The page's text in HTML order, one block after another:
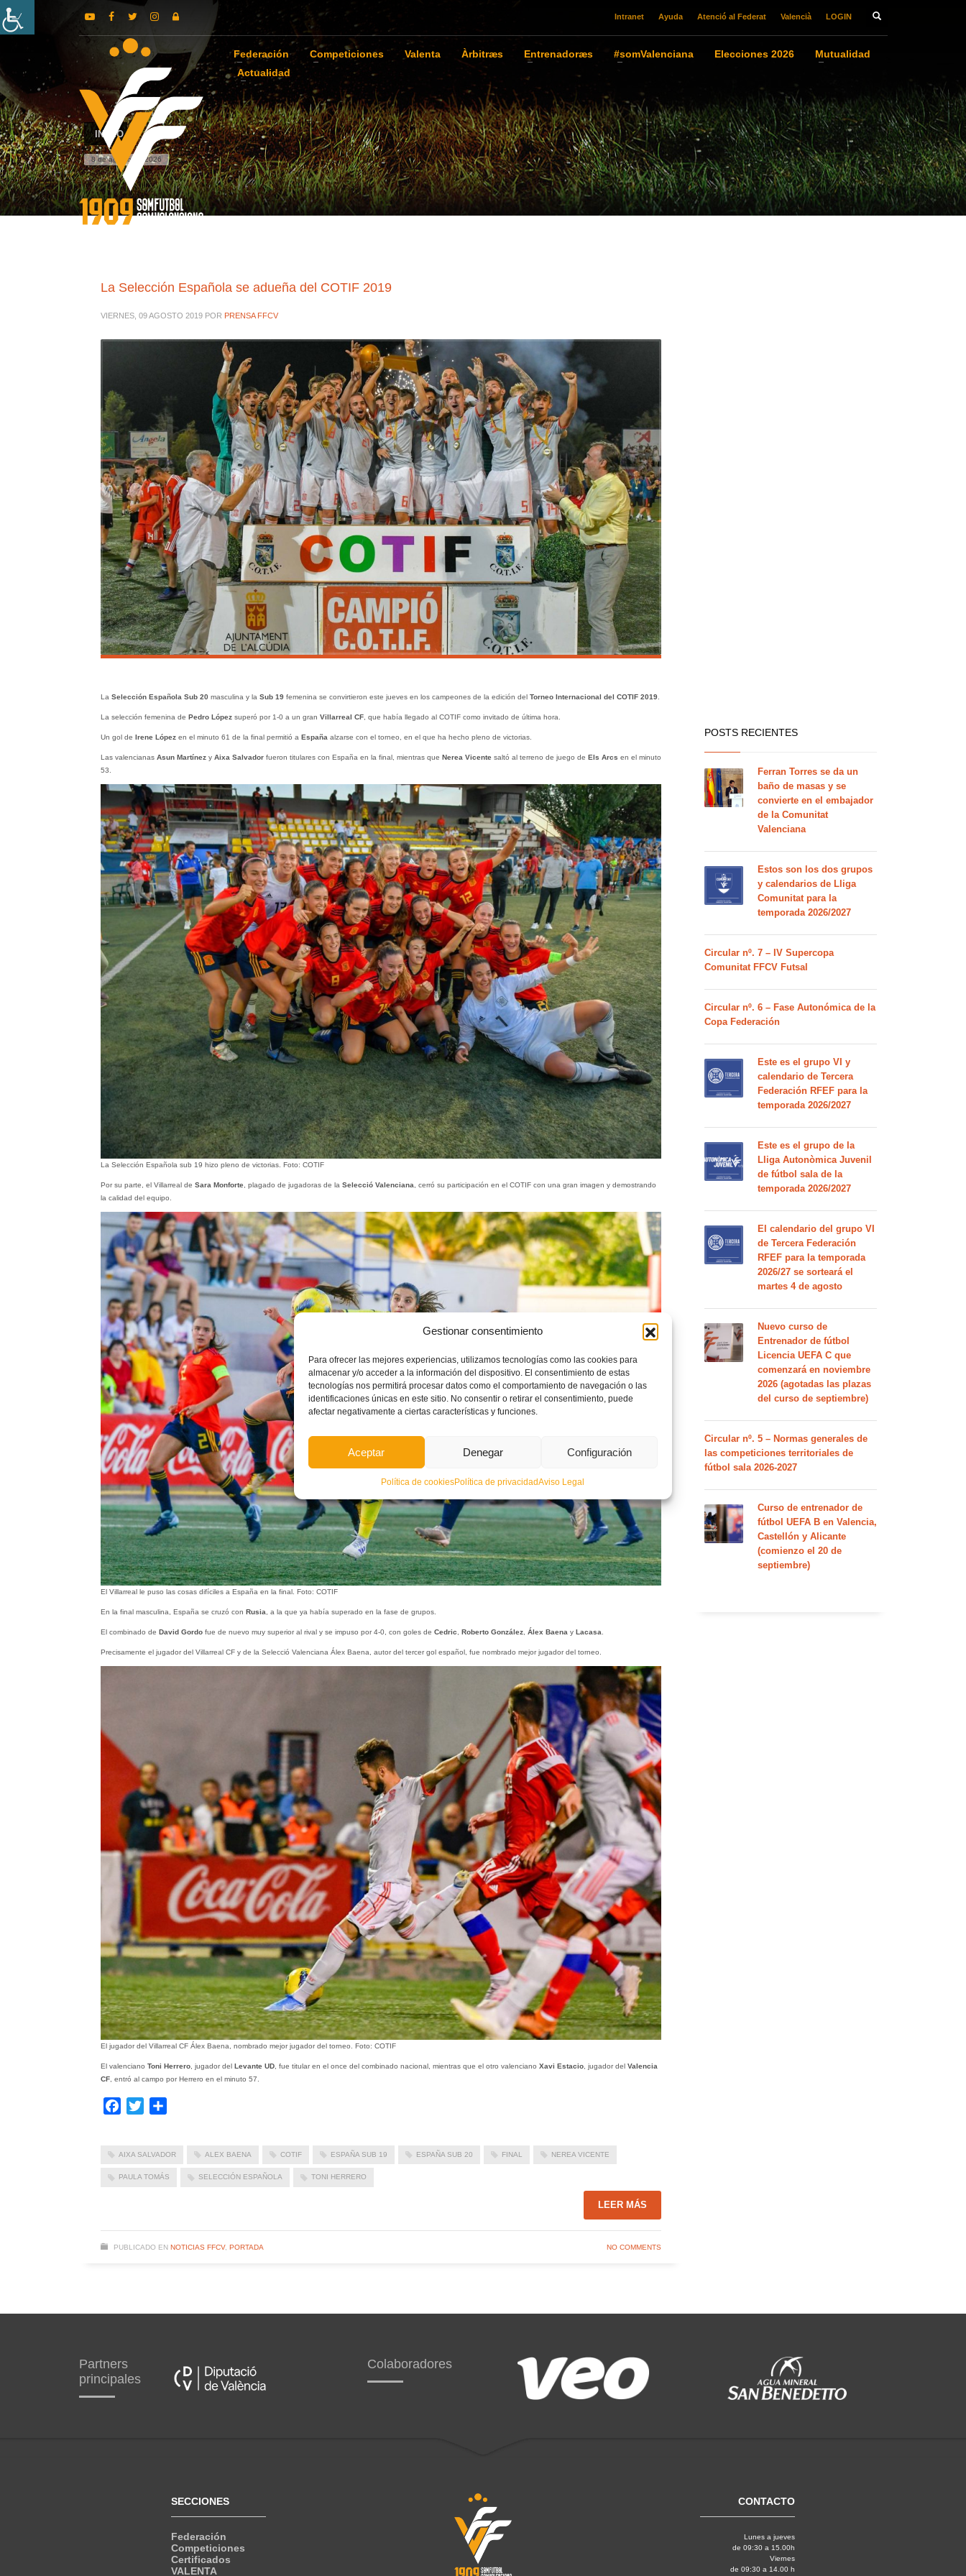
Gestionar consentimiento
Para ofrecer las mejores experiencias, utilizamos tecnologías como las cookies para
almacenar y/o acceder a la información del dispositivo. El consentimiento de estas
tecnologías nos permitirá procesar datos como el comportamiento de navegación o las
identificaciones únicas en este sitio. No consentir o retirar el consentimiento, puede
afectar negativamente a ciertas características y funciones.
Aceptar Denegar Configuración
Política de cookiesPolítica de privacidadAviso Legal
Intranet Ayuda Atenció al Federat Valencià LOGIN
Federación Competiciones Valenta Àrbitræs Entrenadoræs #somValenciana Elecciones 2026
Mutualidad
Actualidad
INICIO
8 de agosto de 2026
La Selección Española se adueña del COTIF 2019
VIERNES, 09 AGOSTO 2019 POR PRENSA FFCV
La Selección Española Sub 20 masculina y la Sub 19femenina se convirtieron este jueves en los campeones de la edición del Torneo Internacional del COTIF 2019.
La selección femenina de Pedro Lópezsuperó por 1-0 a un gran Villarreal CF, que había llegado al COTIF como invitado de última hora.
Un gol de Irene Lópezen el minuto 61 de la final permitió a Españaalzarse con el torneo, en el que ha hecho pleno de victorias.
Las valencianas Asun Martínez y Aixa Salvador fueron titulares con España en la final, mientras que Nerea Vicentesaltó al terreno de juego de Els Arcs en el minuto
53.
La Selección Española sub 19 hizo pleno de victorias. Foto: COTIF
Por su parte, el Villarreal de Sara Monforte, plagado de jugadoras de la Selecció Valenciana , cerró su participación en el COTIF con una gran imagen y demostrando
la calidad del equipo.
El Villarreal le puso las cosas difíciles a España en la final. Foto: COTIF
En la final masculina, España se cruzó con Rusia , a la que ya había superado en la fase de grupos.
El combinado de David Gordofue de nuevo muy superior al rival y se impuso por 4-0, con goles de Cedric Roberto González, Álex Baena y Lacasa
Precisamente el jugador del Villarreal CF y de la Selecció Valenciana Álex Baena, autor del tercer gol español, fue nombrado mejor jugador del torneo.
El jugador del Villarreal CF Álex Baena, nombrado mejor jugador del torneo. Foto: COTIF
El valenciano Toni Herrero, jugador del Levante UD, fue titular en el once del combinado nacional, mientras que el otro valenciano Xavi Estacio, jugador del Valencia
CF, entró al campo por Herrero en el minuto 57.
Facebook
Twitter
AIXA SALVADOR ALEX BAENA COTIF ESPAÑA SUB 19 ESPAÑA SUB 20 FINAL NEREA VICENTE
PAULA TOMÁS SELECCIÓN ESPAÑOLA TONI HERRERO
LEER MÁS
PUBLICADO EN NOTICIAS FFCV, PORTADA NO COMMENTS
POSTS RECIENTES
Ferran Torres se da un
baño de masas y se
convierte en el embajador
de la Comunitat
Valenciana
Estos son los dos grupos
y calendarios de Lliga
Comunitat para la
temporada 2026/2027
Circular nº. 7 – IV Supercopa
Comunitat FFCV Futsal
Circular nº. 6 – Fase Autonómica de la
Copa Federación
Este es el grupo VI y
calendario de Tercera
Federación RFEF para la
temporada 2026/2027
Este es el grupo de la
Lliga Autonòmica Juvenil
de fútbol sala de la
temporada 2026/2027
El calendario del grupo VI
de Tercera Federación
RFEF para la temporada
2026/27 se sorteará el
martes 4 de agosto
Nuevo curso de
Entrenador de fútbol
Licencia UEFA C que
comenzará en noviembre
2026 (agotadas las plazas
del curso de septiembre)
Circular nº. 5 – Normas generales de
las competiciones territoriales de
fútbol sala 2026-2027
Curso de entrenador de
fútbol UEFA B en Valencia,
Castellón y Alicante
(comienzo el 20 de
septiembre)
Partners
principales
Colaboradores
SECCIONES
Federación
Competiciones
Certificados
VALENTA
CONTACTO
Lunes a jueves
de 09:30 a 15.00h
Viernes
de 09:30 a 14.00 h